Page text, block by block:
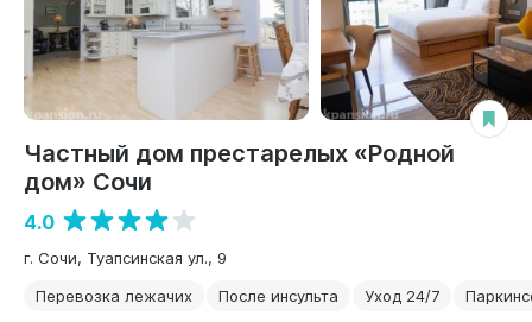
Частный дом престарелых «Родной
дом» Сочи
4.0
г. Сочи, Туапсинская ул., 9
Перевозка лежачих
После инсульта Уход 24/7